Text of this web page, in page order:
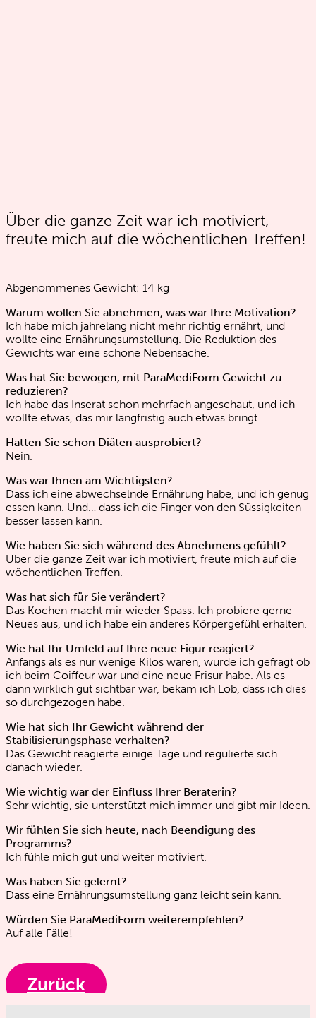
Über die ganze Zeit war ich motiviert,
freute mich auf die wöchentlichen Treffen!
Abgenommenes Gewicht: 14 kg
Warum wollen Sie abnehmen, was war Ihre Motivation?
Ich habe mich jahrelang nicht mehr richtig ernährt, und
wollte eine Ernährungsumstellung. Die Reduktion des
Gewichts war eine schöne Nebensache.
Was hat Sie bewogen, mit ParaMediForm Gewicht zu
reduzieren?
Ich habe das Inserat schon mehrfach angeschaut, und ich
wollte etwas, das mir langfristig auch etwas bringt.
Hatten Sie schon Diäten ausprobiert?
Nein.
Was war Ihnen am Wichtigsten?
Dass ich eine abwechselnde Ernährung habe, und ich genug
essen kann. Und… dass ich die Finger von den Süssigkeiten
besser lassen kann.
Wie haben Sie sich während des Abnehmens gefühlt?
Über die ganze Zeit war ich motiviert, freute mich auf die
wöchentlichen Treffen.
Was hat sich für Sie verändert?
Das Kochen macht mir wieder Spass. Ich probiere gerne
Neues aus, und ich habe ein anderes Körpergefühl erhalten.
Wie hat Ihr Umfeld auf Ihre neue Figur reagiert?
Anfangs als es nur wenige Kilos waren, wurde ich gefragt ob
ich beim Coiffeur war und eine neue Frisur habe. Als es
dann wirklich gut sichtbar war, bekam ich Lob, dass ich dies
so durchgezogen habe.
Wie hat sich Ihr Gewicht während der
Stabilisierungsphase verhalten?
Das Gewicht reagierte einige Tage und regulierte sich
danach wieder.
Wie wichtig war der Einfluss Ihrer Beraterin?
Sehr wichtig, sie unterstützt mich immer und gibt mir Ideen.
Wir fühlen Sie sich heute, nach Beendigung des
Programms?
Ich fühle mich gut und weiter motiviert.
Was haben Sie gelernt?
Dass eine Ernährungsumstellung ganz leicht sein kann.
Würden Sie ParaMediForm weiterempfehlen?
Auf alle Fälle!
Zurück